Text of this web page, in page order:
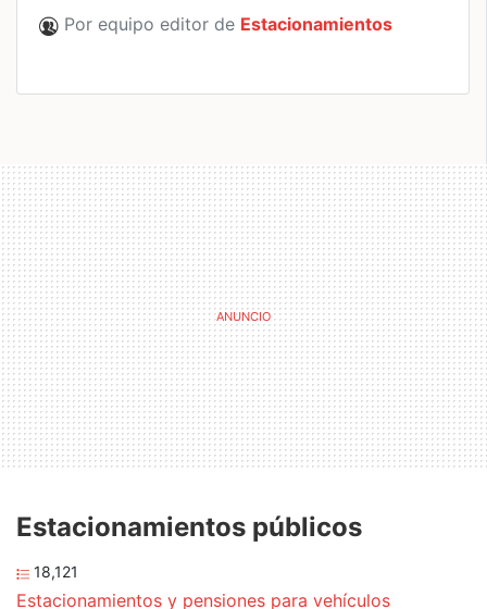
Por equipo editor de Estacionamientos
Estacionamientos públicos
18,121
Estacionamientos y pensiones para vehículos